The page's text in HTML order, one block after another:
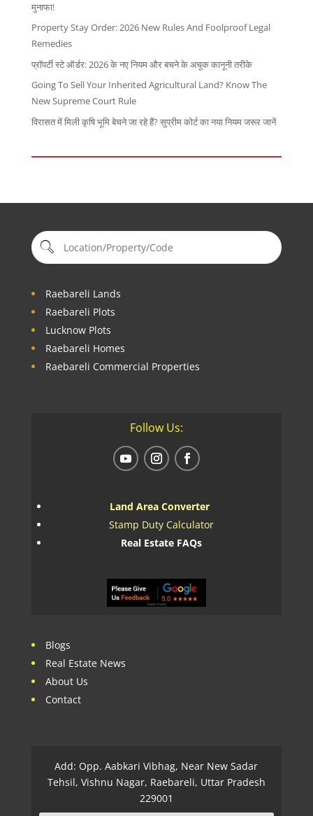
मुनाफा!
Property Stay Order: 2026 New Rules And Foolproof Legal
Remedies
प्रॉपर्टी स्टे ऑर्डर: 2026 के नए नियम और बचने के अचूक कानूनी तरीके
Going To Sell Your Inherited Agricultural Land? Know The
New Supreme Court Rule
विरासत में मिली कृषि भूमि बेचने जा रहे हैं? सुप्रीम कोर्ट का नया नियम जरूर जानें
Raebareli Lands
Raebareli Plots
Lucknow Plots
Raebareli Homes
Raebareli Commercial Properties
Follow Us:
Land Area Converter
Stamp Duty Calculator
Real Estate FAQs
Blogs
Real Estate News
About Us
Contact
Add: Opp. Aabkari Vibhag, Near New Sadar
Tehsil, Vishnu Nagar, Raebareli, Uttar Pradesh
229001